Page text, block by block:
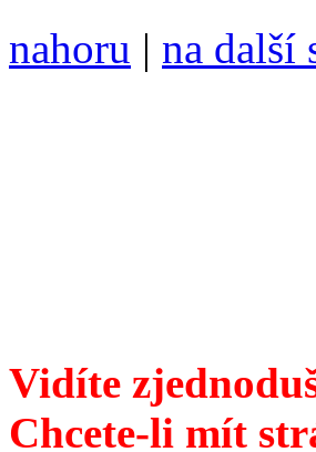
nahoru | na další
Vidíte
Chcete-li mít